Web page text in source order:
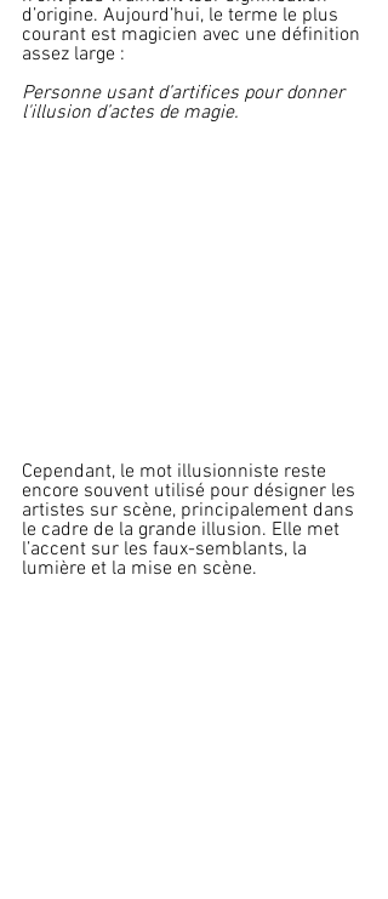
d’origine. Aujourd’hui, le terme le plus
courant est magicien avec une définition
assez large :
Personne usant d’artifices pour donner
l'illusion d’actes de magie.
Cependant, le mot illusionniste reste
encore souvent utilisé pour désigner les
artistes sur scène, principalement dans
le cadre de la grande illusion. Elle met
l’accent sur les faux-semblants, la
lumière et la mise en scène.